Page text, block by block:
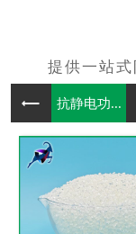
抗静电功...